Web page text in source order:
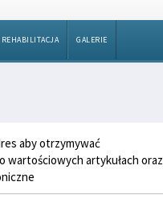
GALERIE
aby otrzymywać
wartościowych artykułach oraz